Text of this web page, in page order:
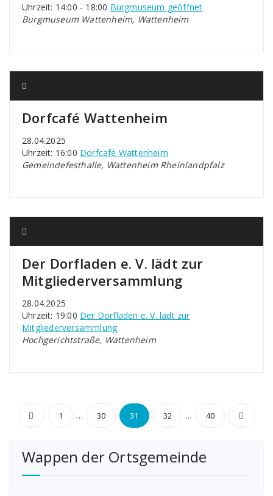
Uhrzeit: 14:00 - 18:00 Burgmuseum geöffnet
Burgmuseum Wattenheim, Wattenheim
Dorfcafé Wattenheim
28.04.2025
Uhrzeit: 16:00 Dorfcafé Wattenheim
Gemeindefesthalle, Wattenheim Rheinlandpfalz
Der Dorfladen e. V. lädt zur
Mitgliederversammlung
28.04.2025
Uhrzeit: 19:00 Der Dorfladen e. V. lädt zur
Mitgliederversammlung
Hochgerichtstraße, Wattenheim
Seitennummerierung
Beiträge
1 … 30 31 32 … 40
Wappen der Ortsgemeinde